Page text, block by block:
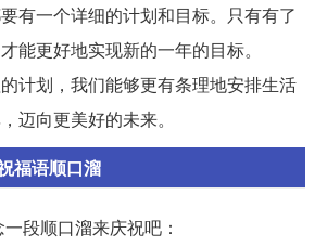
有一个详细的计划和目标。只有有了
能更好地实现新的一年的目标。
计划，我们能够更有条理地安排生活
迈向更美好的未来。
福语顺口溜
段顺口溜来庆祝吧：